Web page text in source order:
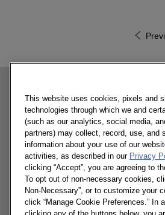
相
2018
勢
26/03/
第四季
This website uses cookies, pixels and
technologies through which we and
(such as our analytics, social media,
partners) may collect, record, use, and
information about your use of our
activities, as described in our Privacy
clicking “Accept”, you are agreeing to
To opt out of non-necessary cookies,
Non-Necessary”, or to customize your
click “Manage Cookie Preferences.” In